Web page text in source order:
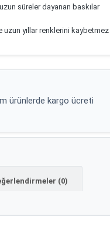
uzun süreler dayanan baskılar
yıllar renklerini kaybetmez
ürünlerde kargo ücreti
(0)